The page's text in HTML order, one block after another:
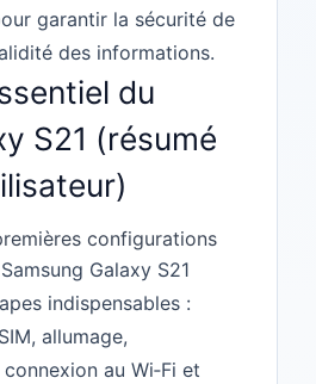
garantir la sécurité de
des informations.
du
S21 (résumé
configurations
Galaxy S21
indispensables :
allumage,
au Wi‑Fi et